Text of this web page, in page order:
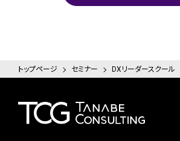
トップページ セミナー DXリーダースクール